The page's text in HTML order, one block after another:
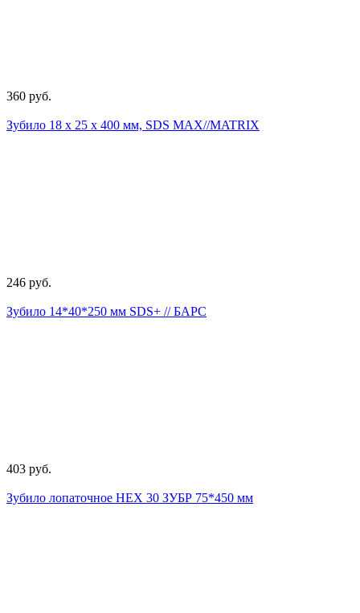
360 руб.
Зубило 18 х 25 х 400 мм, SDS MАХ//MATRIX
246 руб.
Зубило 14*40*250 мм SDS+ // БАРС
403 руб.
Зубило лопаточное НЕХ 30 ЗУБР 75*450 мм